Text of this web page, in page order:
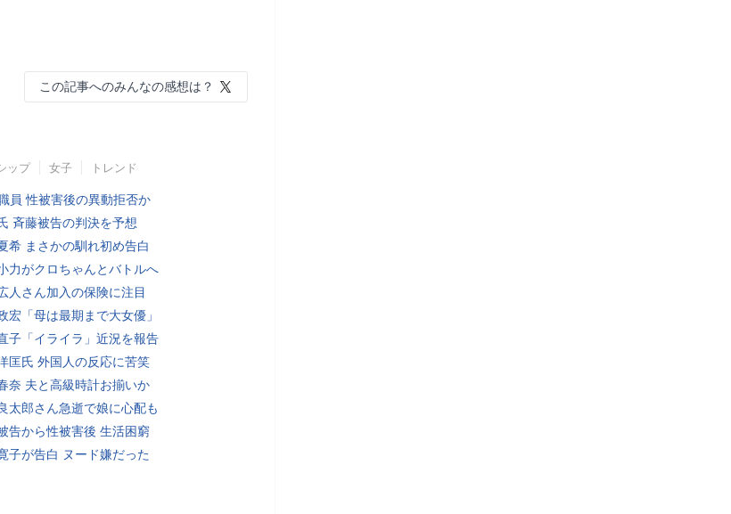
この記事へのみんなの感想は？
ップ 女子 トレンド
員 性被害後の異動拒否か
斉藤被告の判決を予想
希 まさかの馴れ初め告白
力がクロちゃんとバトルへ
人さん加入の保険に注目
宏「母は最期まで大女優」
子「イライラ」近況を報告
匡氏 外国人の反応に苦笑
奈 夫と高級時計お揃いか
太郎さん急逝で娘に心配も
告から性被害後 生活困窮
子が告白 ヌード嫌だった